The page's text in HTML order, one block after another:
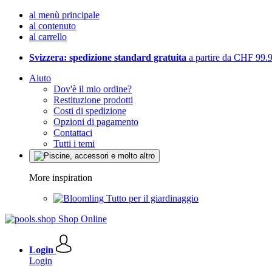
al menù principale
al contenuto
al carrello
Svizzera: spedizione standard gratuita a partire da CHF
Aiuto
Dov'è il mio ordine?
Restituzione prodotti
Costi di spedizione
Opzioni di pagamento
Contattaci
Tutti i temi
More inspiration
Tutto per il giardinaggio
Login
Login